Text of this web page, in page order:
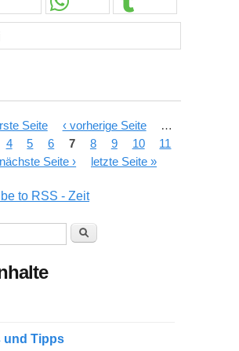
Seite ‹ vorherige Seite
…
4 5 6 7 8 9 10
11
nächste Seite ›
letzte Seite »
Suche
und Tipps